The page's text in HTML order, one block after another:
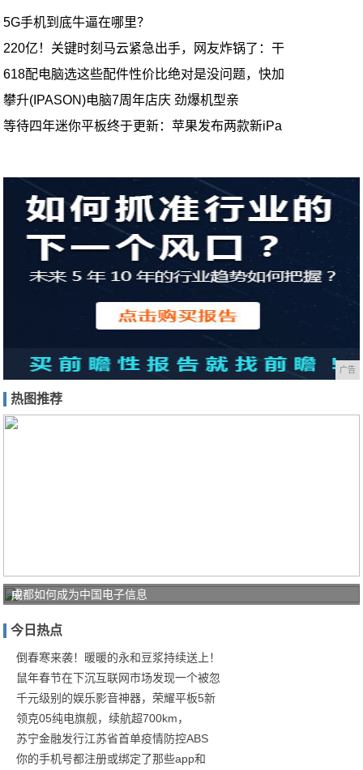
5G手机到底牛逼在哪里？
220亿！关键时刻马云紧急出手，网友炸锅了：干
618配电脑选这些配件性价比绝对是没问题，快加
攀升(IPASON)电脑7周年店庆 劲爆机型亲
等待四年迷你平板终于更新：苹果发布两款新iPa
广告
热图推荐
中
电
信
锤
炼
工
业
互
成都如何成为中国电子信息
今日热点
倒春寒来袭！暖暖的永和豆浆持续送上！
鼠年春节在下沉互联网市场发现一个被忽
千元级别的娱乐影音神器，荣耀平板5新
领克05纯电旗舰，续航超700km，
苏宁金融发行江苏省首单疫情防控ABS
你的手机号都注册或绑定了那些app和